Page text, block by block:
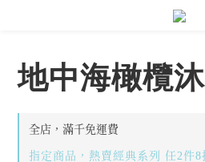
地中海橄欖
全店，滿千免運費
指定商品，熱賣經典系列 任2件8